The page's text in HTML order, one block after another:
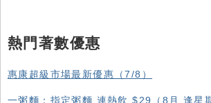
熱門著數優惠
惠康超級市場最新優惠（7/8）
一粥麵：指定粥麵 連熱飲 $29（8月 逢星